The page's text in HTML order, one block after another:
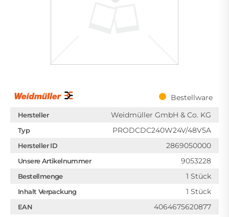
Bestellware
Hersteller Weidmüller GmbH & Co. KG
Typ PRODCDC240W24V/48V5A
Hersteller ID 2869050000
Unsere Artikelnummer 9053228
Bestellmenge 1 Stück
Inhalt Verpackung 1 Stück
EAN 4064675620877